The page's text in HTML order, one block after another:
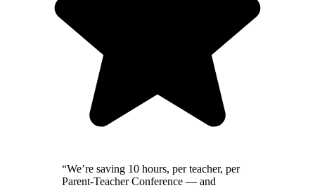
“We’re saving 10 hours, per teacher, per
Parent-Teacher Conference — and